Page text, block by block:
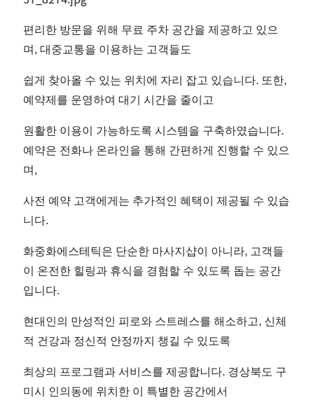
편리한 방문을 위해 무료 주차 공간을 제공하고 있으
며, 대중교통을 이용하는 고객들도
쉽게 찾아올 수 있는 위치에 자리 잡고 있습니다. 또한,
예약제를 운영하여 대기 시간을 줄이고
원활한 이용이 가능하도록 시스템을 구축하였습니다.
예약은 전화나 온라인을 통해 간편하게 진행할 수 있으
며,
사전 예약 고객에게는 추가적인 혜택이 제공될 수 있습
니다.
화중화에스테틱은 단순한 마사지샵이 아니라, 고객들
이 온전한 힐링과 휴식을 경험할 수 있도록 돕는 공간
입니다.
현대인의 만성적인 피로와 스트레스를 해소하고, 신체
적 건강과 정신적 안정까지 챙길 수 있도록
최상의 프로그램과 서비스를 제공합니다. 경상북도 구
미시 인의동에 위치한 이 특별한 공간에서